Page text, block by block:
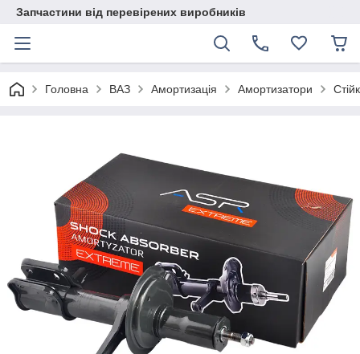
Запчастини від перевірених виробників
Головна ВАЗ Амортизація Амортизатори